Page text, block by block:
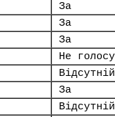
За
За
За
Не
Відсутній
За
Відсутній